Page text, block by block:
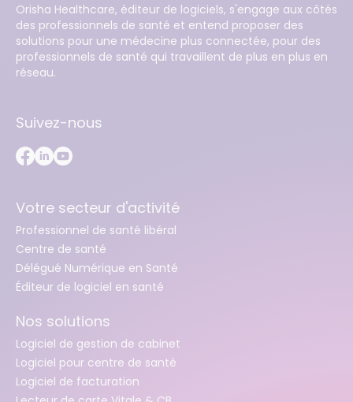
Orisha Healthcare, éditeur de logiciels, s'engage aux côtés
des professionnels de santé et entend proposer des
solutions pour une médecine plus connectée, pour des
professionnels de santé qui travaillent de plus en plus en
réseau.
Suivez-nous
Votre secteur d'activité
Professionnel de santé libéral
Centre de santé
Délégué Numérique en Santé
Éditeur de logiciel en santé
Nos solutions
Logiciel de gestion de cabinet
Logiciel pour centre de santé
Logiciel de facturation